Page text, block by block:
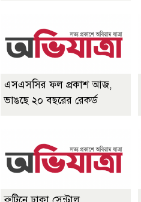
এসএসসির ফল প্রকাশ আজ,
ভাঙছে ২০ বছরের রেকর্ড